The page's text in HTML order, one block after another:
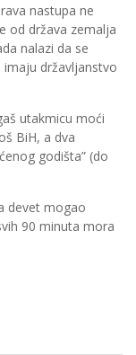
nastupa ne
od država zemalja
nalazi da se
državljanstvo
utakmicu moći
BiH, a dva
godišta” (do
devet mogao
90 minuta mora